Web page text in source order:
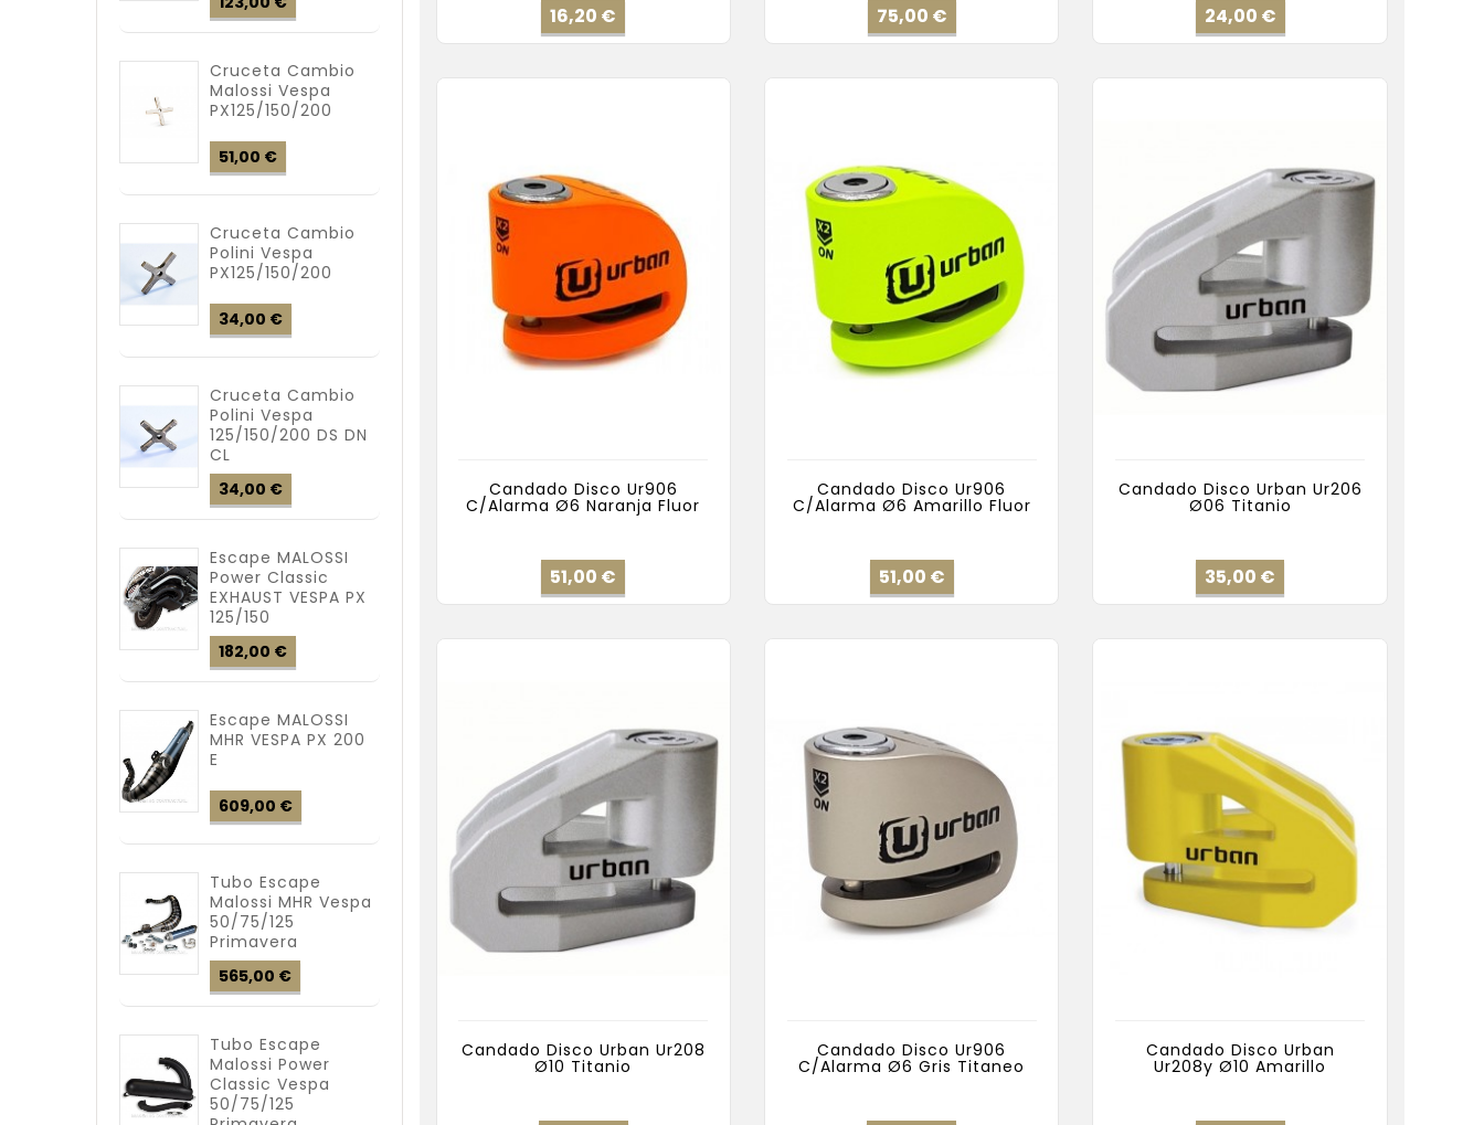
Cruceta Cambio
Malossi Vespa
PX125/150/200
51,00 €
Cruceta Cambio
Polini Vespa
PX125/150/200
34,00 €
Cruceta Cambio
Polini Vespa
125/150/200 DS DN
CL
34,00 €
Escape MALOSSI
Power Classic
EXHAUST VESPA PX
125/150
182,00 €
Escape MALOSSI
MHR VESPA PX 200
E
609,00 €
Tubo Escape
Malossi MHR Vespa
50/75/125
Primavera
565,00 €
Tubo Escape
Malossi Power
Classic Vespa
50/75/125
16,20 € 75,00 € 24,00 €
Candado Disco Ur906
C/Alarma Ø6 Naranja Fluor
51,00 €
Candado Disco Ur906
C/Alarma Ø6 Amarillo Fluor
51,00 €
Candado Disco Urban Ur206
Ø06 Titanio
35,00 €
Candado Disco Urban Ur208
Ø10 Titanio
Candado Disco Ur906
C/Alarma Ø6 Gris Titaneo
Candado Disco Urban
Ur208y Ø10 Amarillo